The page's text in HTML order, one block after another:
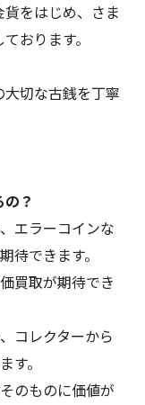
をはじめ、さま
おります。
切な古銭を丁寧
？
エラーコインな
待できます。
買取が期待でき
コレクターから
す。
のものに価値が